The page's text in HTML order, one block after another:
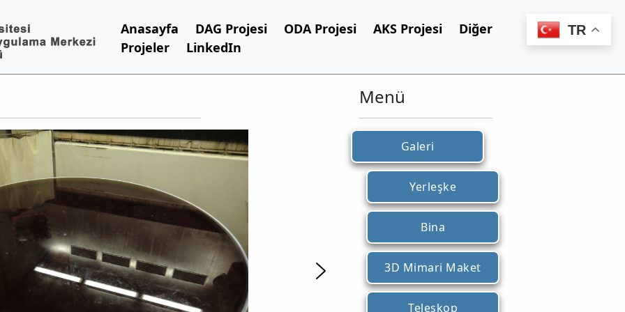
Anasayfa DAG Projesi ODA Projesi AKS Projesi
Diğer
Projeler
LinkedIn
Menü
Galeri
Yerleşke
Bina
3D Mimari Maket
Teleskop
TR